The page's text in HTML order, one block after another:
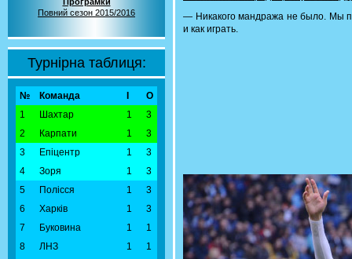
Повний сезон 2015/2016
Турнірна таблиця:
№ Команда
О
1
Шахтар 1
3
2
Карпати 1
3
3
Епіцентр 1
3
4
Зоря 1
3
5
Полісся 1
3
6
Харків 1
3
7
Буковина 1
1
8
ЛНЗ 1
1
— Никакого мандража не было. Мы
и как играть.